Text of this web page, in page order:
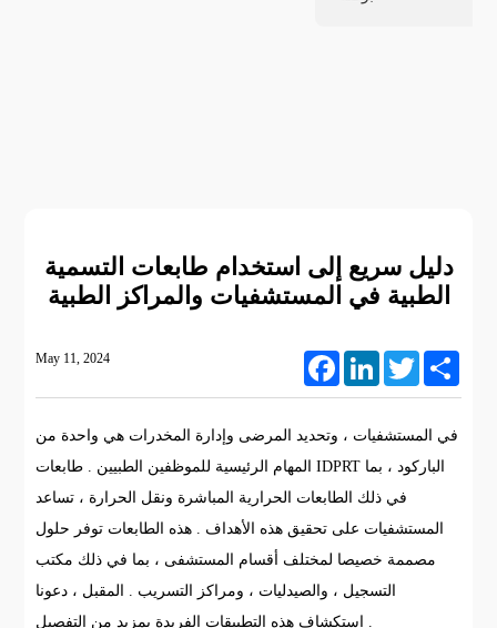
دليل سريع إلى استخدام طابعات التسمية
الطبية في المستشفيات والمراكز الطبية
May 11, 2024 FacebookLinkedIn Twitter
في المستشفيات ، وتحديد المرضى وإدارة المخدرات هي واحدة من
المهام الرئيسية للموظفين الطبيين . طابعات IDPRT الباركود ، بما
في ذلك الطابعات الحرارية المباشرة ونقل الحرارة ، تساعد
المستشفيات على تحقيق هذه الأهداف . هذه الطابعات توفر حلول
مصممة خصيصا لمختلف أقسام المستشفى ، بما في ذلك مكتب
التسجيل ، والصيدليات ، ومراكز التسريب . المقبل ، دعونا
استكشاف هذه التطبيقات الفريدة بمزيد من التفصيل .